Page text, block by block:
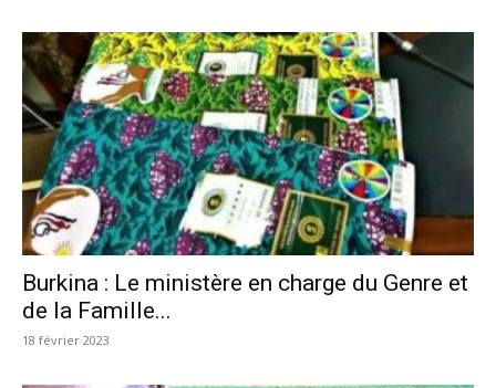
Burkina : Le ministère en charge du Genre et
de la Famille...
18 février 2023